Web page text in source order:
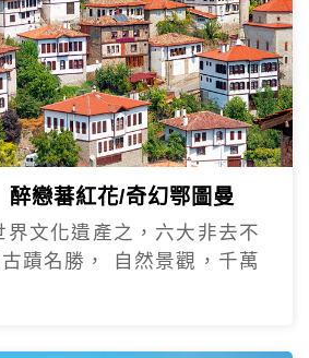
醉戀蕃紅花/奇幻鄂圖曼
蹟名勝， 自然景觀，千萬